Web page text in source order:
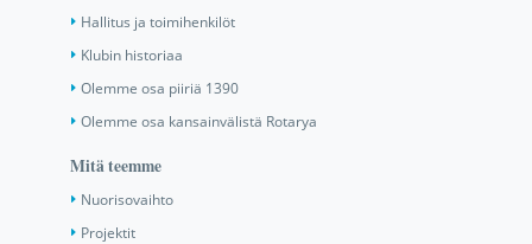
Hallitus ja toimihenkilöt
Klubin historiaa
Olemme osa piiriä 1390
Olemme osa kansainvälistä Rotarya
Mitä teemme
Nuorisovaihto
Projektit